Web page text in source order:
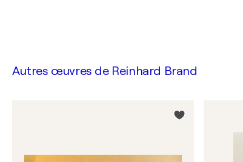
Autres œuvres de Reinhard Brand